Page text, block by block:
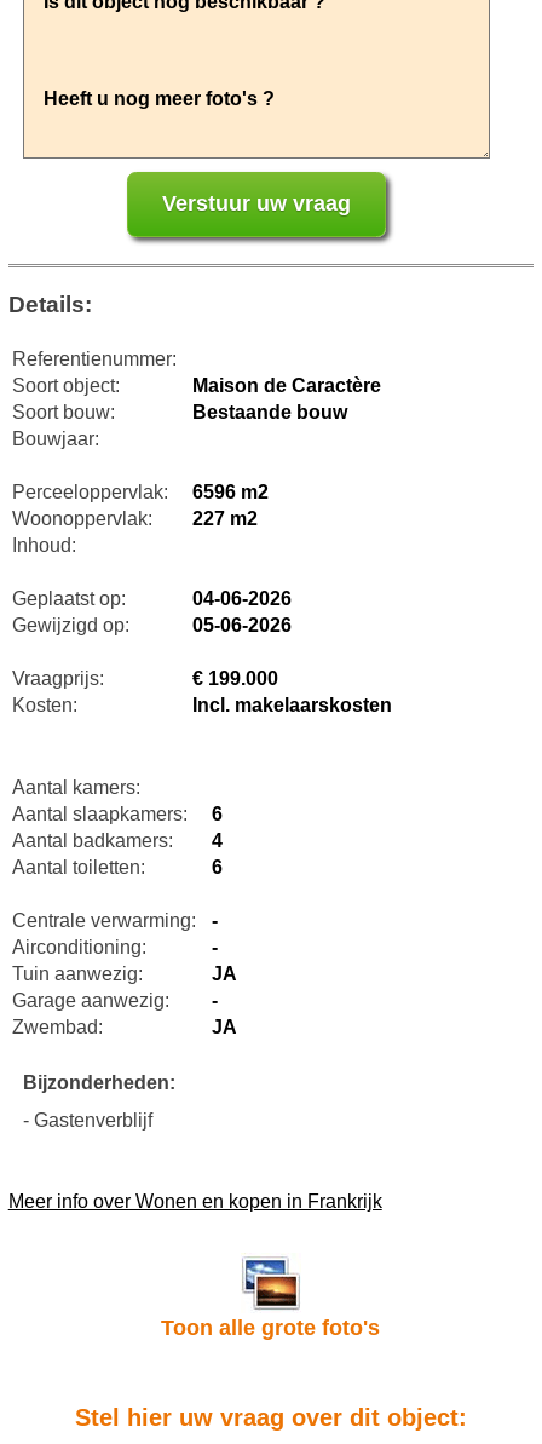
Details:
Referentienummer:
Soort object:
Maison de Caractère
Soort bouw:
Bestaande bouw
Bouwjaar:
Perceeloppervlak:
6596 m2
Woonoppervlak:
227 m2
Inhoud:
Geplaatst op:
04-06-2026
Gewijzigd op:
05-06-2026
Vraagprijs:
€ 199.000
Kosten:
Incl. makelaarskosten
Aantal kamers:
Aantal slaapkamers:
6
Aantal badkamers:
4
Aantal toiletten:
6
Centrale verwarming:
-
Airconditioning:
-
Tuin aanwezig:
JA
Garage aanwezig:
-
Zwembad:
JA
Bijzonderheden:
- Gastenverblijf
Meer info over Wonen en kopen in Frankrijk
Toon alle grote foto's
Stel hier uw vraag over dit object: